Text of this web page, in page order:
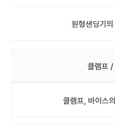
원형샌딩기
클램프 /
클램프, 바이스